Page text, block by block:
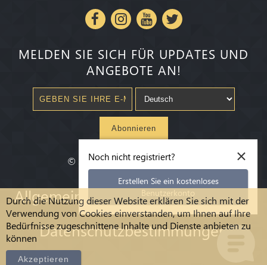
Durch die Nutzung dieser Website erklären Sie sich mit der
Verwendung von Cookies einverstanden, um Ihnen auf Ihre
Bedürfnisse zugeschnittene Inhalte und Dienste anbieten zu
können
Akzeptieren
MELDEN SIE SICH FÜR UPDATES UND
ANGEBOTE AN!
Abonnieren
© 2020-2026Millenium State
Allgemeine Geschäftsbedingungen
Datenschutzbestimmungen
×
Noch nicht registriert?
Erstellen Sie ein kostenloses
Benutzerkonto